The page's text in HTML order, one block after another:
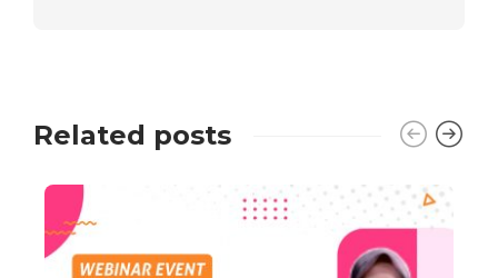
Related posts